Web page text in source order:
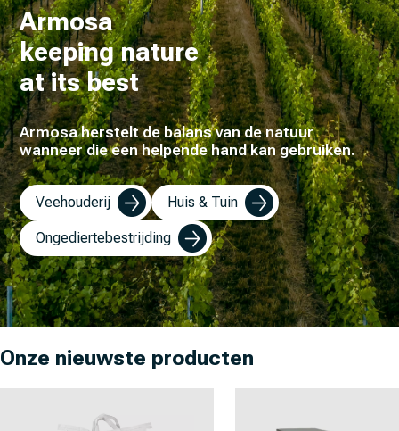
Armosa
keeping nature
at its best
Armosa herstelt de balans van de natuur
wanneer die een helpende hand kan gebruiken.
Veehouderij Huis & Tuin
Ongediertebestrijding
Onze nieuwste producten